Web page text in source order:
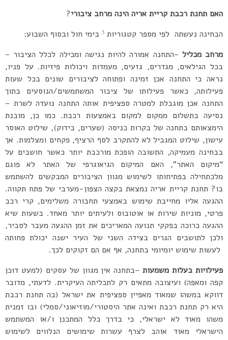
האם תחנת רכבת קריית אריה הינה מרחב ציבורי?
הבחינה נעשתה לפי מספר קטגוריות 3 בימי חול ובסוף השבוע:
מרחב מכליל –התחנה אמורה להיות נגישה ומכילה לכלל הציבור –
בכל הגילאים, מגדרים, גזעים, מעמדות ויכולות פיזיות. על פניו,
נראה כי התחנה אכן זמינה ופתוחה לציבורים שונים בכל שעות
פעילותה, כאשר פעילותו של ציבור המשתמשים/הנוסעים בתוך
התחנה אכן מוגבלת למטרה ספציפית אותה התחנה נועדה לשרת –
נסיעה בתשלום ממקום למקום באמצעות רכבת. כמו כן, מובנת
הימצאותם בתחנה של בקרות כניסה (שערים, בידוק), שילוט האוסר
עישון, שילוט המגביל לא להתקרב לסף הרציף, פקחים ומצלמות. אך
בבחינה מעמיקה, התשובה הופכת מורכבת יותר כאשר חושבים על
“מיקום האתר”, האם המיקום הגיאוגרפי של האתר לא פוגם
מלכתחילה בפתיחותו לשימוש מגוון הציבורים המבקשים להשתמש
בו? תחנת קריית אריה נמצאת בקצה הצפון-מערבי של פתח תקווה.
ההגעה אליו מחייבת שימוש באמצעי תחבורה משלימים, קרי רכב
פרטי, מוניות שירות או אוטובוס ולעיתים יותר מאחד. בשעות שיא
ההגעה כרוכה בפקקי תנועה המאריכים את זמן ההגעה מעבר לסביר,
ולכן לתושבים הגרים בצידה השני של העיר ישנה יכולת פחותה
לעשות שימוש יומיומי בתחנה, אף אם הם זקוקים לכך.
פעילויות בעלות משמעות–בתחנה אין מגוון של עסקים (למעט דוכן
קפה ומאפה) ועיצובה מתאים רק לתכליתה העיקרית. לדעתי, מדובר
דווקא במשהו שמאוד מאפיין ספציפית את ישראל (בה תחנת רכבת
היא רק תחנת רכבת ואינה אתר היסטורי/מוזיאוני/סמלי) ובו זמנית
משהו מאוד לא ישראלי, כי בדרך כלל המתכנן ו/או המשתמש
הישראלי מאוד אוהב לצרף עשרות שימושים הנלווים לשימוש